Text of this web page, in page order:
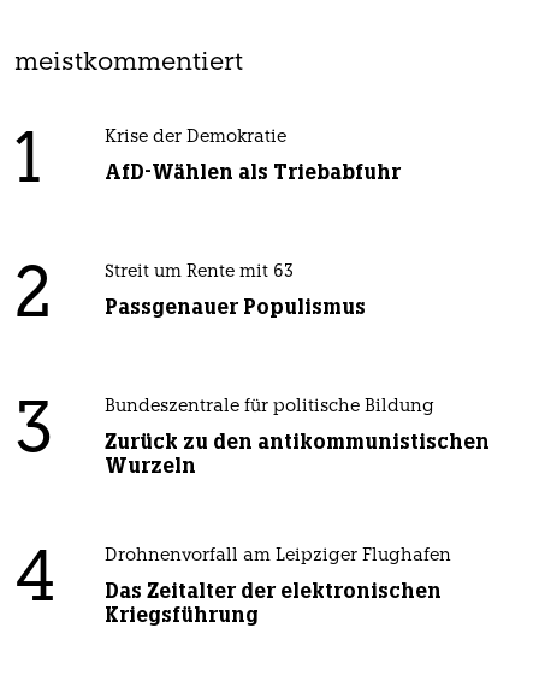
meistkommentiert
1 Krise der Demokratie
AfD-Wählen als Triebabfuhr
2 Streit um Rente mit 63
Passgenauer Populismus
3 Bundeszentrale für politische Bildung
Zurück zu den antikommunistischen
Wurzeln
4 Drohnenvorfall am Leipziger Flughafen
Das Zeitalter der elektronischen
Kriegsführung